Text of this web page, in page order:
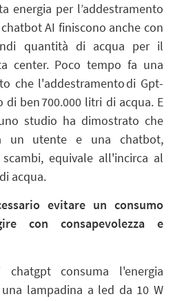
energia per l’addestramento
AI finiscono anche con
quantità di acqua per il
center. Poco tempo fa una
che l'addestramento di Gpt-
ben 700.000 litri di acqua. E
studio ha dimostrato che
un utente e una chatbot,
equivale all'incirca al
acqua.
evitare un consumo
con consapevolezza e
consuma l'energia
lampadina a led da 10 W